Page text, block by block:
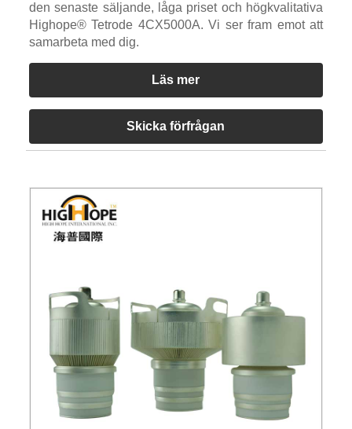
den senaste säljande, låga priset och högkvalitativa
Highope® Tetrode 4CX5000A. Vi ser fram emot att
samarbeta med dig.
Läs mer
Skicka förfrågan